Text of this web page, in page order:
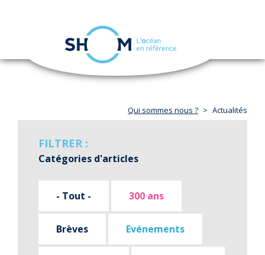
Aller
navigation
Qui sommes nous ? Actualités
FILTRER :
Catégories d'articles
- Tout - 300 ans
Brèves Evénements